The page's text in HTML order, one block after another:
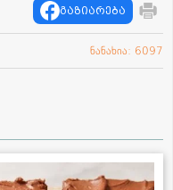
გაზიარება
ნანახია: 6097